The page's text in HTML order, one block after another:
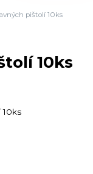
pištolí 10ks
10ks